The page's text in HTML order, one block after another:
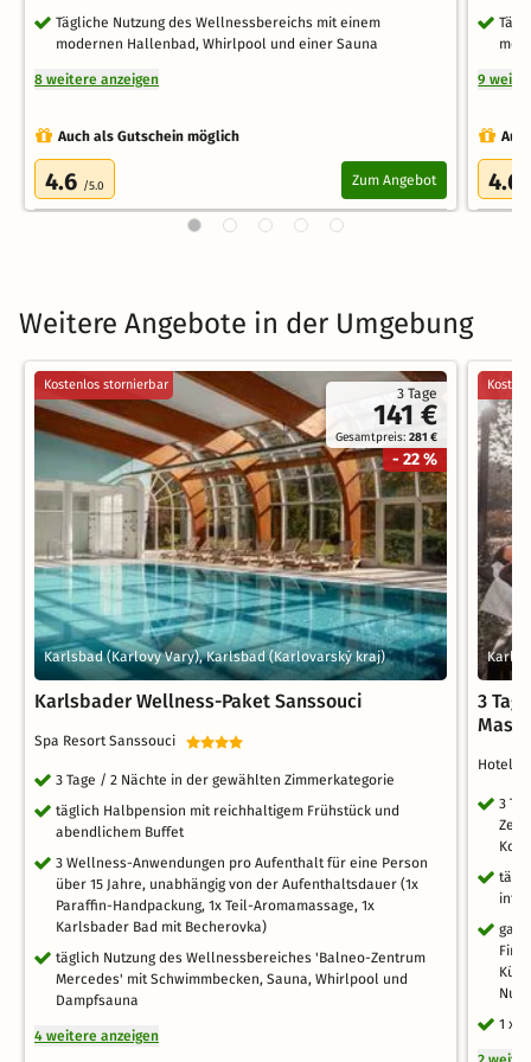
Tägliche Nutzung des Wellnessbereichs mit einem
modernen Hallenbad, Whirlpool und einer Sauna
8 weitere anzeigen
Auch als Gutschein möglich
4.6 /5.0 Zum Angebot
9
4.6
Weitere Angebote in der Umgebung
3 Tage
141 €
Gesamtpreis:281 €
- 22 %
Kostenlos stornierbar
Karlsbad (Karlovy Vary), Karlsbad (Karlovarský kraj)
Karlsbader Wellness-Paket Sanssouci
Spa Resort Sanssouci
3 Tage / 2 Nächte in der gewählten Zimmerkategorie
täglich Halbpension mit reichhaltigem Frühstück und
abendlichem Buffet
3 Wellness-Anwendungen pro Aufenthalt für eine Person
über 15 Jahre, unabhängig von der Aufenthaltsdauer (1x
Paraffin-Handpackung, 1x Teil-Aromamassage, 1x
Karlsbader Bad mit Becherovka)
täglich Nutzung des Wellnessbereiches 'Balneo-Zentrum
Mercedes' mit Schwimmbecken, Sauna, Whirlpool und
Dampfsauna
4 weitere anzeigen
3
Hotel
3
1 x